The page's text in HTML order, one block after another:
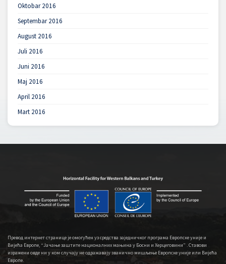
Oktobar 2016
Septembar 2016
August 2016
Juli 2016
Juni 2016
Maj 2016
April 2016
Mart 2016
Превод интернет странице је омогућен уз средства заједничког програма Европске уније и
Вијећа Европе, “Јачање заштите националних мањина у Босни и Херцеговини” . Ставови
изражени овде ни у ком случају не одражавају званично мишљење Европске уније или Вијећа
Европе.